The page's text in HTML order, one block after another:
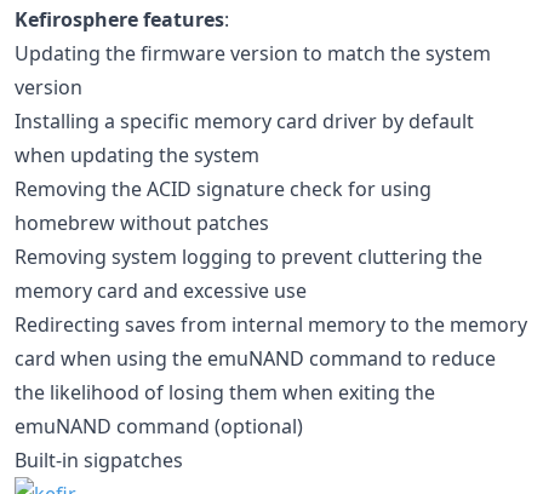
Kefirosphere features:
Updating the firmware version to match the system
version
Installing a specific memory card driver by default
when updating the system
Removing the ACID signature check for using
homebrew without patches
Removing system logging to prevent cluttering the
memory card and excessive use
Redirecting saves from internal memory to the memory
card when using the emuNAND command to reduce
the likelihood of losing them when exiting the
emuNAND command (optional)
Built-in sigpatches